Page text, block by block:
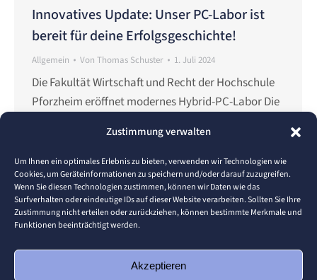
Zustimmung verwalten
Um Ihnen ein optimales Erlebnis zu bieten, verwenden wir Technologien wie
Cookies, um Geräteinformationen zu speichern und/oder darauf zuzugreifen.
Wenn Sie diesen Technologien zustimmen, können wir Daten wie das
Surfverhalten oder eindeutige IDs auf dieser Website verarbeiten. Sollten Sie Ihre
Zustimmung nicht erteilen oder zurückziehen, können bestimmte Merkmale und
Funktionen beeinträchtigt werden.
Akzeptieren
Innovatives Update: Unser PC-Labor ist
bereit für deine Erfolgsgeschichte!
Allgemein Von Thomas Schuster 1. Juli 2024
Die Fakultät Wirtschaft und Recht der Hochschule
Pforzheim eröffnet modernes Hybrid-PC-Labor Die
Pforzheim hat das PC-Labor der Studiengänge
Wirtschaftsinformatik und Digital Business
Management umfassend renoviert. Diese
bedeutende Investition zeigt unser Engagement,
den Studierenden eine zukunftsorientierte und
technologisch fortschrittliche Lernumgebung zu
bieten. Umfassende Renovierung und Investition
Für euch haben wir…